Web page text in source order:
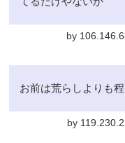
by
お前は荒らしよりも
by